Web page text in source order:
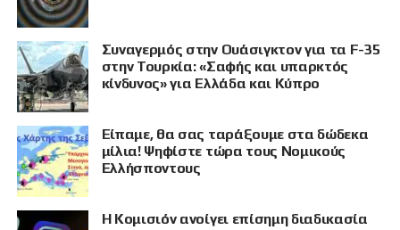
Συναγερμός στην Ουάσιγκτον για τα F-35
στην Τουρκία: «Σαφής και υπαρκτός
κίνδυνος» για Ελλάδα και Κύπρο
Είπαμε, θα σας ταράξουμε στα δώδεκα
μίλια! Ψηφίστε τώρα τους Νομικούς
Ελλήσποντους
Η Κομισιόν ανοίγει επίσημη διαδικασία